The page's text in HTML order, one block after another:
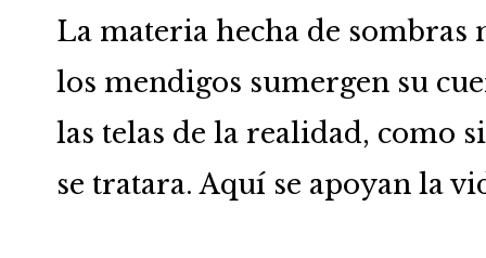
La materia hecha de sombras
los mendigos sumergen su
las telas de la realidad, como
se tratara. Aquí se apoyan la